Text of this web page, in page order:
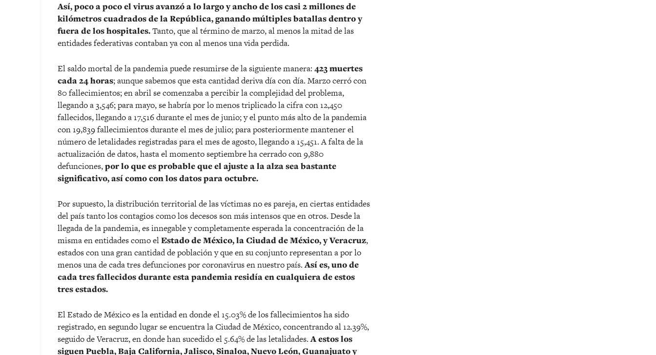
Así, poco a poco el virus avanzó a lo largo y ancho de los casi 2 millones de
kilómetros cuadrados de la República,ganando múltiples batallas dentro y
fuera de los hospitales.Tanto, que al término de marzo, al menos la mitad de las
entidades federativas contaban ya con al menos una vida perdida.
El saldo mortal de la pandemia puede resumirse de la siguiente manera: 423 muertes
cada 24 horas; aunque sabemos que esta cantidad deriva día con día. Marzo cerró con
80 fallecimientos; en abril se comenzaba a percibir la complejidad del problema,
llegando a 3,546; para mayo, se habría por lo menos triplicado la cifra con 12,450
fallecidos, llegando a 17,516 durante el mes de junio; y el punto más alto de la pandemia
con 19,839 fallecimientos durante el mes de julio; para posteriormente mantener el
número de letalidades registradas para el mes de agosto, llegando a 15,451. A falta de la
actualización de datos, hasta el momento septiembre ha cerrado con 9,880
defunciones,por lo que es probable que el ajuste a la alza sea bastante
significativo, así como con los datos para octubre.
Por supuesto, la distribución territorial de las víctimas no es pareja, en ciertas entidades
del país tanto los contagios como los decesos son más intensos que en otros. Desde la
llegada de la pandemia, es innegable y completamente esperada la concentración de la
misma en entidades como elEstado de México, la Ciudad de México, y Veracruz,
estados con una gran cantidad de población y que en su conjunto representan a por lo
menos una de cada tres defunciones por coronavirus en nuestro país.Así es, uno de
cada tres fallecidos durante esta pandemia residía en cualquiera de estos
tres estados.
El Estado de México es la entidad en donde el 15.03% de los fallecimientos ha sido
registrado, en segundo lugar se encuentra la Ciudad de México, concentrando al 12.39%,
seguido de Veracruz, en donde han sucedido el 5.64% de las letalidades.A estos los
siguen Puebla, Baja California, Jalisco, Sinaloa, Nuevo León, Guanajuato y